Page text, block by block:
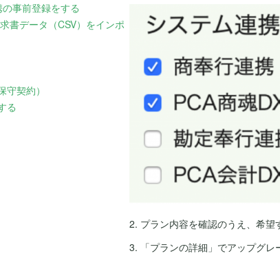
事前登録をする
書データ（CSV）をインポ
契約）
る
2. プラン内容を確認のうえ、希望
3. 「プランの詳細」でアップグレ